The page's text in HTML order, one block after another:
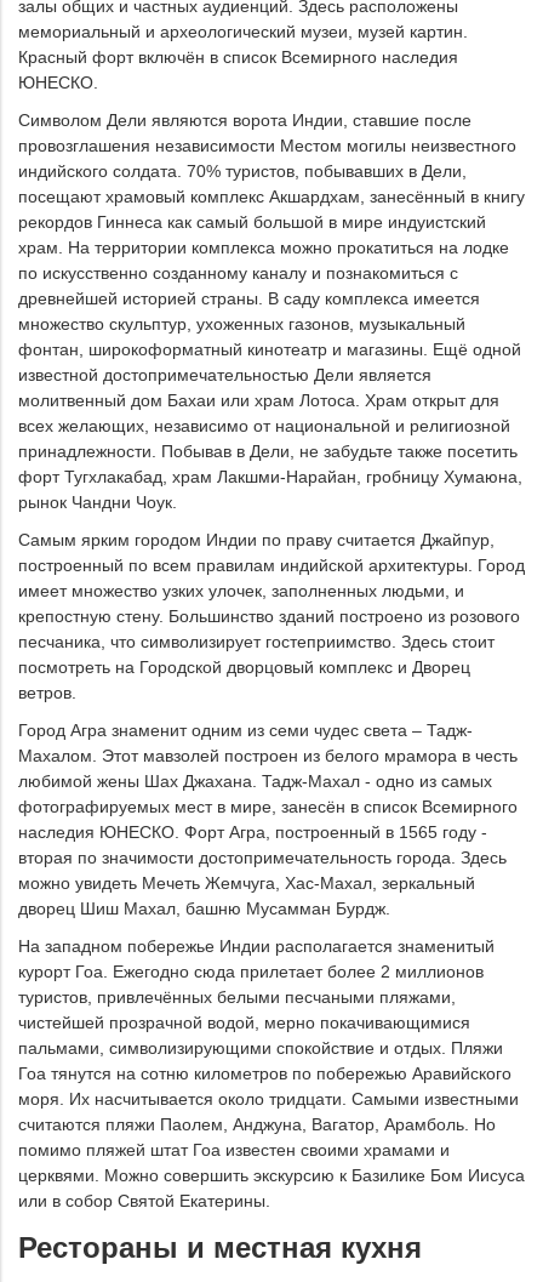
залы общих и частных аудиенций. Здесь расположены
мемориальный и археологический музеи, музей картин.
Красный форт включён в список Всемирного наследия
ЮНЕСКО.
Символом Дели являются ворота Индии, ставшие после
провозглашения независимости Местом могилы неизвестного
индийского солдата. 70% туристов, побывавших в Дели,
посещают храмовый комплекс Акшардхам, занесённый в книгу
рекордов Гиннеса как самый большой в мире индуистский
храм. На территории комплекса можно прокатиться на лодке
по искусственно созданному каналу и познакомиться с
древнейшей историей страны. В саду комплекса имеется
множество скульптур, ухоженных газонов, музыкальный
фонтан, широкоформатный кинотеатр и магазины. Ещё одной
известной достопримечательностью Дели является
молитвенный дом Бахаи или храм Лотоса. Храм открыт для
всех желающих, независимо от национальной и религиозной
принадлежности. Побывав в Дели, не забудьте также посетить
форт Тугхлакабад, храм Лакшми-Нарайан, гробницу Хумаюна,
рынок Чандни Чоук.
Самым ярким городом Индии по праву считается Джайпур,
построенный по всем правилам индийской архитектуры. Город
имеет множество узких улочек, заполненных людьми, и
крепостную стену. Большинство зданий построено из розового
песчаника, что символизирует гостеприимство. Здесь стоит
посмотреть на Городской дворцовый комплекс и Дворец
ветров.
Город Агра знаменит одним из семи чудес света – Тадж-
Махалом. Этот мавзолей построен из белого мрамора в честь
любимой жены Шах Джахана. Тадж-Махал - одно из самых
фотографируемых мест в мире, занесён в список Всемирного
наследия ЮНЕСКО. Форт Агра, построенный в 1565 году -
вторая по значимости достопримечательность города. Здесь
можно увидеть Мечеть Жемчуга, Хас-Махал, зеркальный
дворец Шиш Махал, башню Мусамман Бурдж.
На западном побережье Индии располагается знаменитый
курорт Гоа. Ежегодно сюда прилетает более 2 миллионов
туристов, привлечённых белыми песчаными пляжами,
чистейшей прозрачной водой, мерно покачивающимися
пальмами, символизирующими спокойствие и отдых. Пляжи
Гоа тянутся на сотню километров по побережью Аравийского
моря. Их насчитывается около тридцати. Самыми известными
считаются пляжи Паолем, Анджуна, Вагатор, Арамболь. Но
помимо пляжей штат Гоа известен своими храмами и
церквями. Можно совершить экскурсию к Базилике Бом Иисуса
или в собор Святой Екатерины.
Рестораны и местная кухня